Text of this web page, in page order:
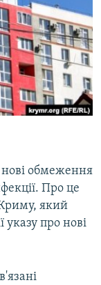
нові обмеження
Про це
Криму, який
указу про нові